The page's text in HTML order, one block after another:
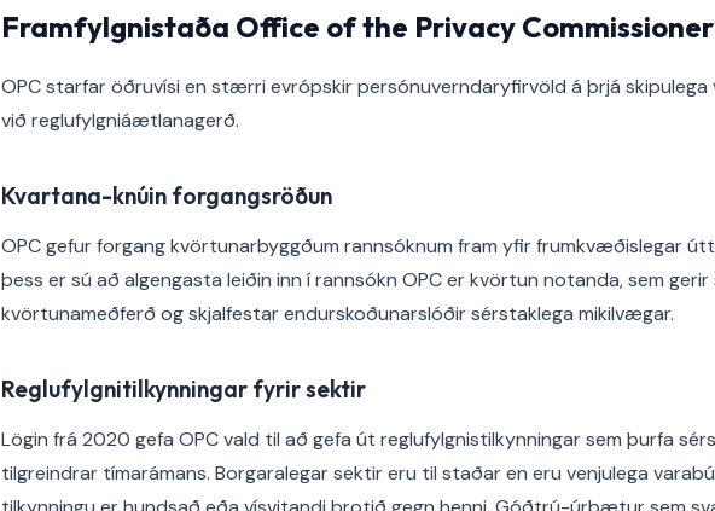
Framfylgnistaða Office of the Privacy Commissioner
OPC starfar öðruvísi en stærri evrópskir persónuverndaryfirvöld á þrjá skipulega
við reglufylgniáætlanagerð.
Kvartana-knúin forgangsröðun
OPC gefur forgang kvörtunarbyggðum rannsóknum fram yfir frumkvæðislegar
þess er sú að algengasta leiðin inn í rannsókn OPC er kvörtun notanda, sem
kvörtunameðferð og skjalfestar endurskoðunarslóðir sérstaklega mikilvægar.
Reglufylgnitilkynningar fyrir sektir
Lögin frá 2020 gefa OPC vald til að gefa út reglufylgnistilkynningar sem þurfa
tilgreindrar tímarámans. Borgaralegar sektir eru til staðar en eru venjulega